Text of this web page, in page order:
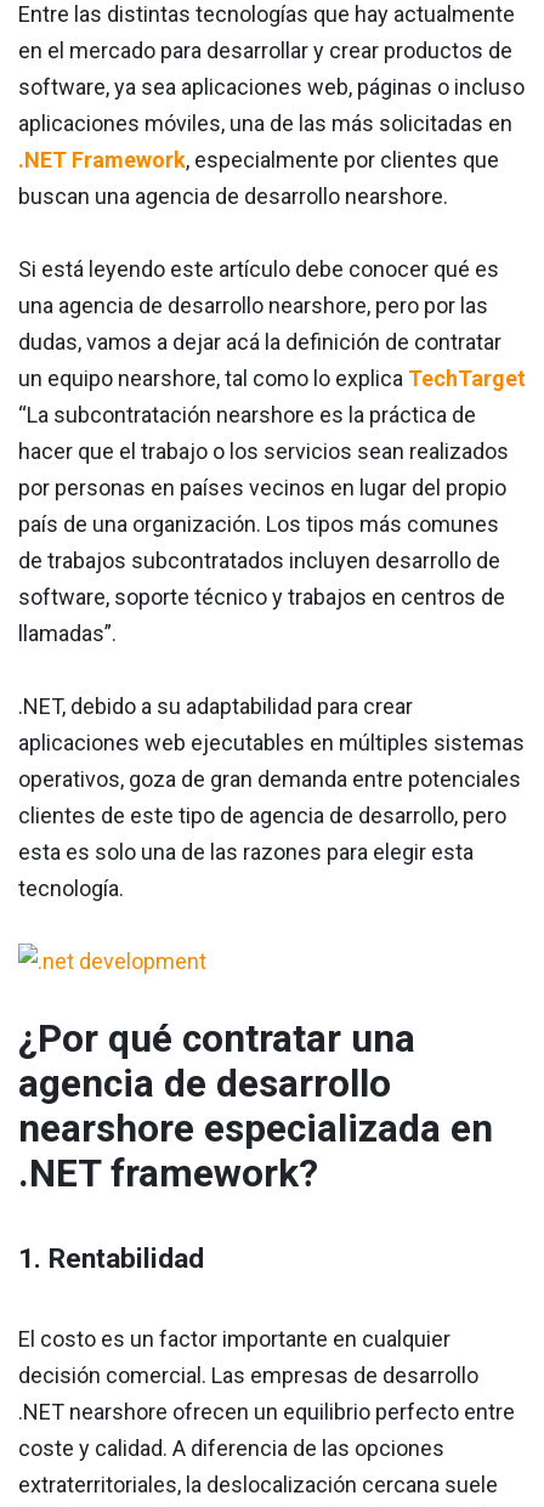
Entre las distintas tecnologías que hay actualmente
en el mercado para desarrollar y crear productos de
software, ya sea aplicaciones web, páginas o incluso
aplicaciones móviles, una de las más solicitadas en
.NET Framework, especialmente por clientes que
buscan una agencia de desarrollo nearshore.
Si está leyendo este artículo debe conocer qué es
una agencia de desarrollo nearshore, pero por las
dudas, vamos a dejar acá la definición de contratar
un equipo nearshore, tal como lo explica TechTarget
“La subcontratación nearshore es la práctica de
hacer que el trabajo o los servicios sean realizados
por personas en países vecinos en lugar del propio
país de una organización. Los tipos más comunes
de trabajos subcontratados incluyen desarrollo de
software, soporte técnico y trabajos en centros de
llamadas”.
.NET, debido a su adaptabilidad para crear
aplicaciones web ejecutables en múltiples sistemas
operativos, goza de gran demanda entre potenciales
clientes de este tipo de agencia de desarrollo, pero
esta es solo una de las razones para elegir esta
tecnología.
¿Por qué contratar una
agencia de desarrollo
nearshore especializada en
.NET framework?
1. Rentabilidad
El costo es un factor importante en cualquier
decisión comercial. Las empresas de desarrollo
.NET nearshore ofrecen un equilibrio perfecto entre
coste y calidad. A diferencia de las opciones
extraterritoriales, la deslocalización cercana suele